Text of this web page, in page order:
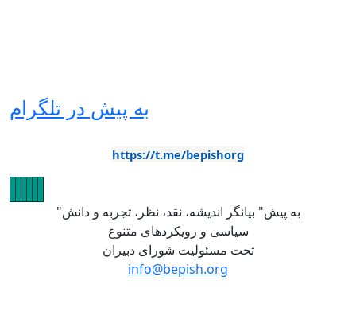
به پیش در تلگرام
https://t.me/bepishorg
"به پیش" بیانگر اندیشه، نقد، نظر، تجربه و دانش
سیاسی و رویکردهای متنوع
تحت مسئولیت شورای دبیران
info@bepish.org